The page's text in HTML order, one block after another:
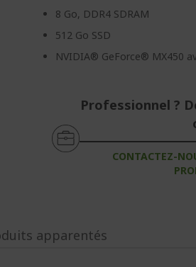
8 Go, DDR4 SDRAM
512 Go SSD
NVIDIA® GeForce® MX450
Professionnel ?
CONTACTEZ-
apparentés